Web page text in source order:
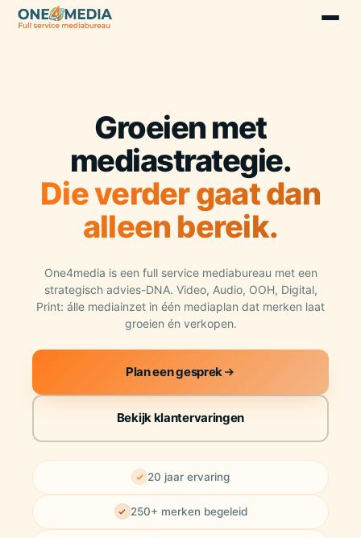
Groeien met
mediastrategie.
Die verder gaat dan
alleen bereik.
One4media is een full service mediabureau met een
strategisch advies-DNA. Video, Audio, OOH, Digital,
Print: álle mediainzet in één mediaplan dat merken laat
groeien én verkopen.
Plan een gesprek
Bekijk klantervaringen
20 jaar ervaring
250+ merken begeleid